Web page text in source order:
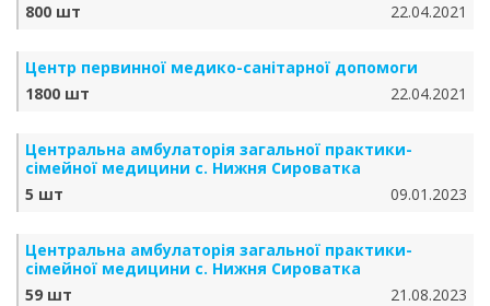
800 шт
22.04.2021
Центр первинної медико-санітарної допомоги
1800 шт
22.04.2021
Центральна амбулаторія загальної практики-
сімейної медицини с. Нижня Сироватка
5 шт
09.01.2023
Центральна амбулаторія загальної практики-
сімейної медицини с. Нижня Сироватка
59 шт
21.08.2023